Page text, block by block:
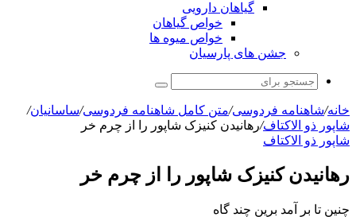
گیاهان دارویی
خواص گیاهان
خواص میوه ها
جشن های پارسیان
جستجو
برای
خانه/شاهنامه فردوسی/متن کامل شاهنامه فردوسی/ساسانیان/
شاپور ذو الاكتاف/رهانیدن کنیزک شاپور را از چرم خر
شاپور ذو الاكتاف
رهانیدن کنیزک شاپور را از چرم خر
چنین تا بر آمد برین چند گاه